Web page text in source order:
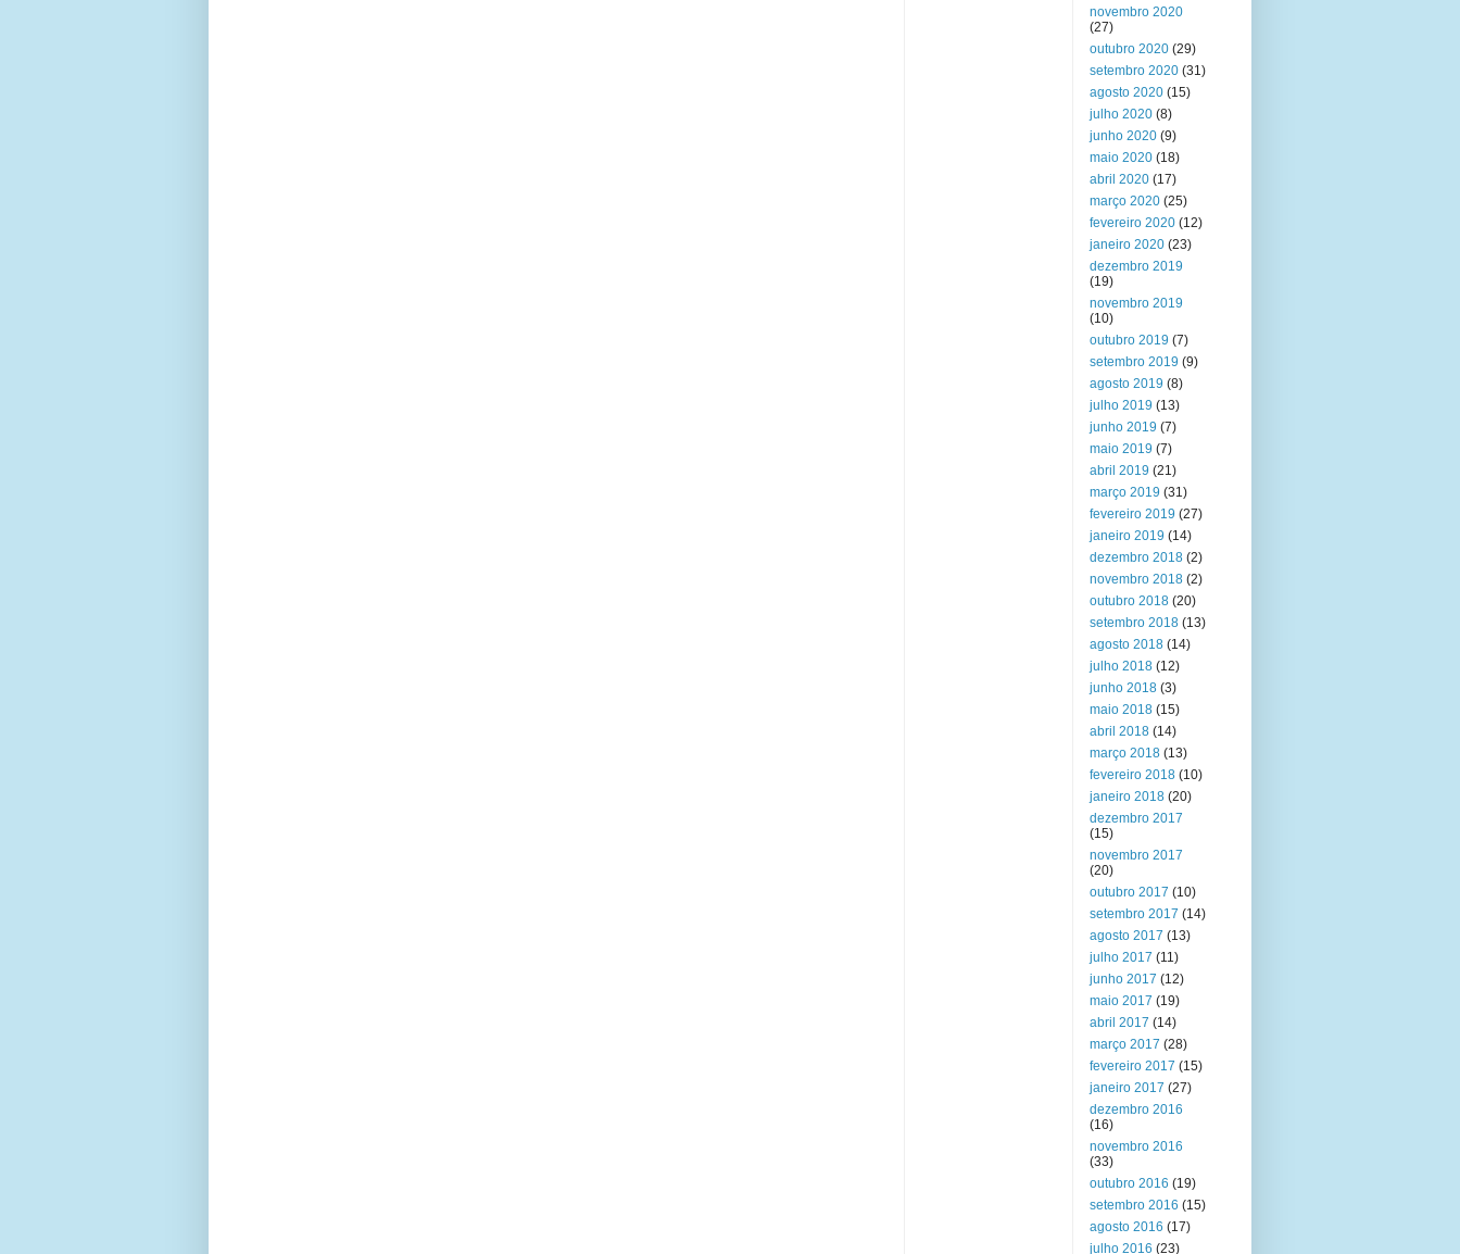
novembro 2020
(27)
outubro 2020 (29)
setembro 2020 (31)
agosto 2020 (15)
julho 2020 (8)
junho 2020 (9)
maio 2020 (18)
abril 2020 (17)
março 2020 (25)
fevereiro 2020 (12)
janeiro 2020 (23)
dezembro 2019
(19)
novembro 2019
(10)
outubro 2019 (7)
setembro 2019 (9)
agosto 2019 (8)
julho 2019 (13)
junho 2019 (7)
maio 2019 (7)
abril 2019 (21)
março 2019 (31)
fevereiro 2019 (27)
janeiro 2019 (14)
dezembro 2018 (2)
novembro 2018 (2)
outubro 2018 (20)
setembro 2018 (13)
agosto 2018 (14)
julho 2018 (12)
junho 2018 (3)
maio 2018 (15)
abril 2018 (14)
março 2018 (13)
fevereiro 2018 (10)
janeiro 2018 (20)
dezembro 2017
(15)
novembro 2017
(20)
outubro 2017 (10)
setembro 2017 (14)
agosto 2017 (13)
julho 2017 (11)
junho 2017 (12)
maio 2017 (19)
abril 2017 (14)
março 2017 (28)
fevereiro 2017 (15)
janeiro 2017 (27)
dezembro 2016
(16)
novembro 2016
(33)
outubro 2016 (19)
setembro 2016 (15)
agosto 2016 (17)
julho 2016 (23)